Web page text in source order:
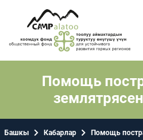
Помощь
Башкы Кабарлар Помощь